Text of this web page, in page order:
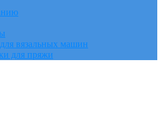
вязальных машин
для пряжи